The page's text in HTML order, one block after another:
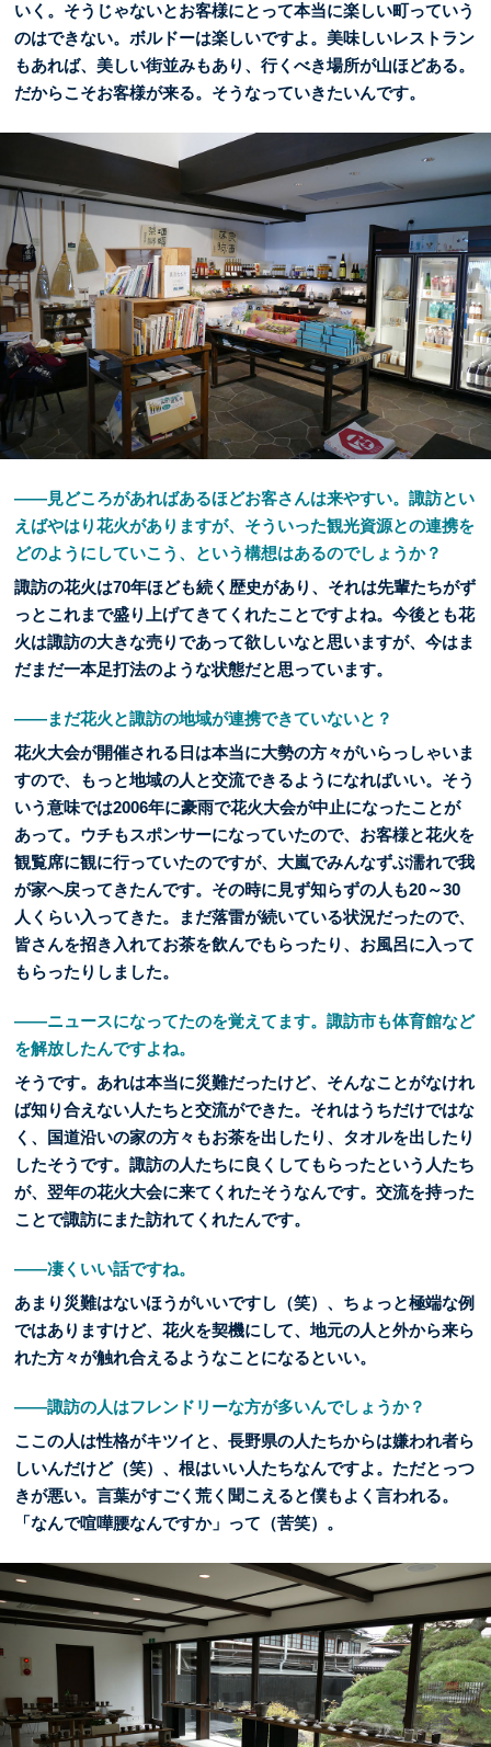
いく。そうじゃないとお客様にとって本当に楽しい町っていう
のはできない。ボルドーは楽しいですよ。美味しいレストラン
もあれば、美しい街並みもあり、行くべき場所が山ほどある。
だからこそお客様が来る。そうなっていきたいんです。
――見どころがあればあるほどお客さんは来やすい。諏訪とい
えばやはり花火がありますが、そういった観光資源との連携を
どのようにしていこう、という構想はあるのでしょうか？
諏訪の花火は70年ほども続く歴史があり、それは先輩たちがず
っとこれまで盛り上げてきてくれたことですよね。今後とも花
火は諏訪の大きな売りであって欲しいなと思いますが、今はま
だまだ一本足打法のような状態だと思っています。
――まだ花火と諏訪の地域が連携できていないと？
花火大会が開催される日は本当に大勢の方々がいらっしゃいま
すので、もっと地域の人と交流できるようになればいい。そう
いう意味では2006年に豪雨で花火大会が中止になったことが
あって。ウチもスポンサーになっていたので、お客様と花火を
観覧席に観に行っていたのですが、大嵐でみんなずぶ濡れで我
が家へ戻ってきたんです。その時に見ず知らずの人も20～30
人くらい入ってきた。まだ落雷が続いている状況だったので、
皆さんを招き入れてお茶を飲んでもらったり、お風呂に入って
もらったりしました。
――ニュースになってたのを覚えてます。諏訪市も体育館など
を解放したんですよね。
そうです。あれは本当に災難だったけど、そんなことがなけれ
ば知り合えない人たちと交流ができた。それはうちだけではな
く、国道沿いの家の方々もお茶を出したり、タオルを出したり
したそうです。諏訪の人たちに良くしてもらったという人たち
が、翌年の花火大会に来てくれたそうなんです。交流を持った
ことで諏訪にまた訪れてくれたんです。
――凄くいい話ですね。
あまり災難はないほうがいいですし（笑）、ちょっと極端な例
ではありますけど、花火を契機にして、地元の人と外から来ら
れた方々が触れ合えるようなことになるといい。
――諏訪の人はフレンドリーな方が多いんでしょうか？
ここの人は性格がキツイと、長野県の人たちからは嫌われ者ら
しいんだけど（笑）、根はいい人たちなんですよ。ただとっつ
きが悪い。言葉がすごく荒く聞こえると僕もよく言われる。
「なんで喧嘩腰なんですか」って（苦笑）。